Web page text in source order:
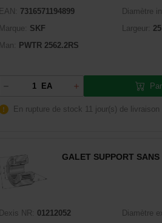
EAN:
7316571194899
Marque:
SKF
Man:
PWTR 2562.2RS
Diamètre
Largeur:
EA
En rupture de stock 11 jour(s) de livraison
GALET SUPPORT
Dexis NR: 01212052 Diamètre